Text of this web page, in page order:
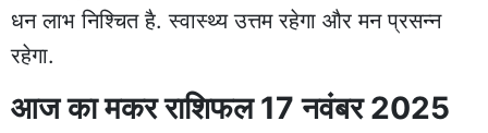
धन लाभ निश्चित है. स्वास्थ्य उत्तम रहेगा और मन प्रसन्न
रहेगा.
आज का मकर राशिफल 17 नवंबर 2025